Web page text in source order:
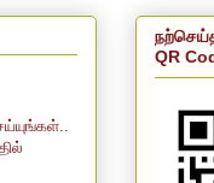
QR